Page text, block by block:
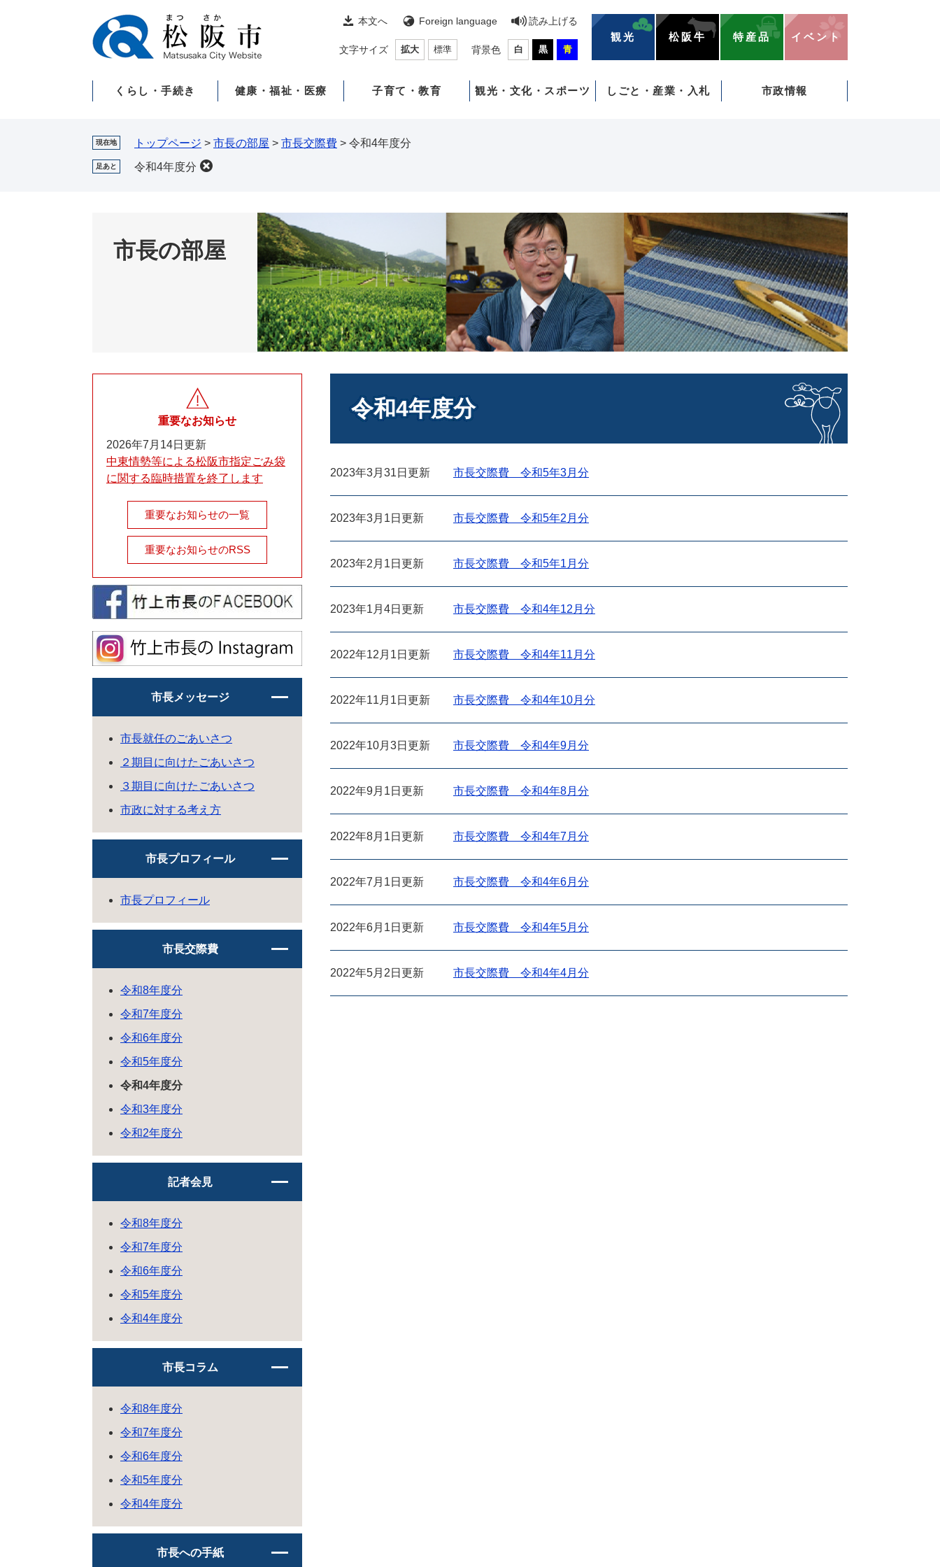
本文へ Foreign language 読み上げる
文字サイズ 拡大 標準 背景色 白 黒 青
観光 松阪牛 特産品 イベント
くらし・手続き 健康・福祉・医療 子育て・教育 観光・文化・スポーツ しごと・産業・入札 市政情報
現在地 トップページ > 市長の部屋 > 市長交際費 > 令和4年度分
足あと 令和4年度分
市長の部屋
令和4年度分
2023年3月31日更新 市長交際費 令和5年3月分
2023年3月1日更新 市長交際費 令和5年2月分
2023年2月1日更新 市長交際費 令和5年1月分
2023年1月4日更新 市長交際費 令和4年12月分
2022年12月1日更新 市長交際費 令和4年11月分
2022年11月1日更新 市長交際費 令和4年10月分
2022年10月3日更新 市長交際費 令和4年9月分
2022年9月1日更新 市長交際費 令和4年8月分
2022年8月1日更新 市長交際費 令和4年7月分
2022年7月1日更新 市長交際費 令和4年6月分
2022年6月1日更新 市長交際費 令和4年5月分
2022年5月2日更新 市長交際費 令和4年4月分
重要なお知らせ
2026年7月14日更新
中東情勢等による松阪市指定ごみ袋
に関する臨時措置を終了します
重要なお知らせの一覧
重要なお知らせのRSS
市長メッセージ
市長就任のごあいさつ
２期目に向けたごあいさつ
３期目に向けたごあいさつ
市政に対する考え方
市長プロフィール
市長プロフィール
市長交際費
令和8年度分
令和7年度分
令和6年度分
令和5年度分
令和4年度分
令和3年度分
令和2年度分
記者会見
令和8年度分
令和7年度分
令和6年度分
令和5年度分
令和4年度分
市長コラム
令和8年度分
令和7年度分
令和6年度分
令和5年度分
令和4年度分
市長への手紙